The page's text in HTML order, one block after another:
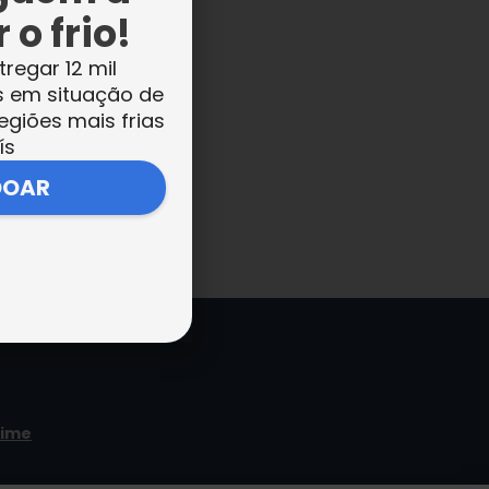
o frio!
12 mil
em situação de
mais frias